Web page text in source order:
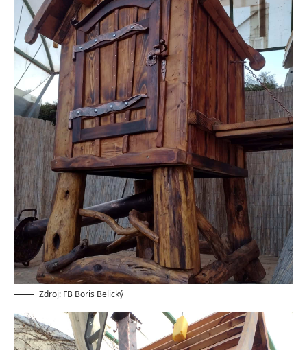
Zdroj: FB Boris Belický